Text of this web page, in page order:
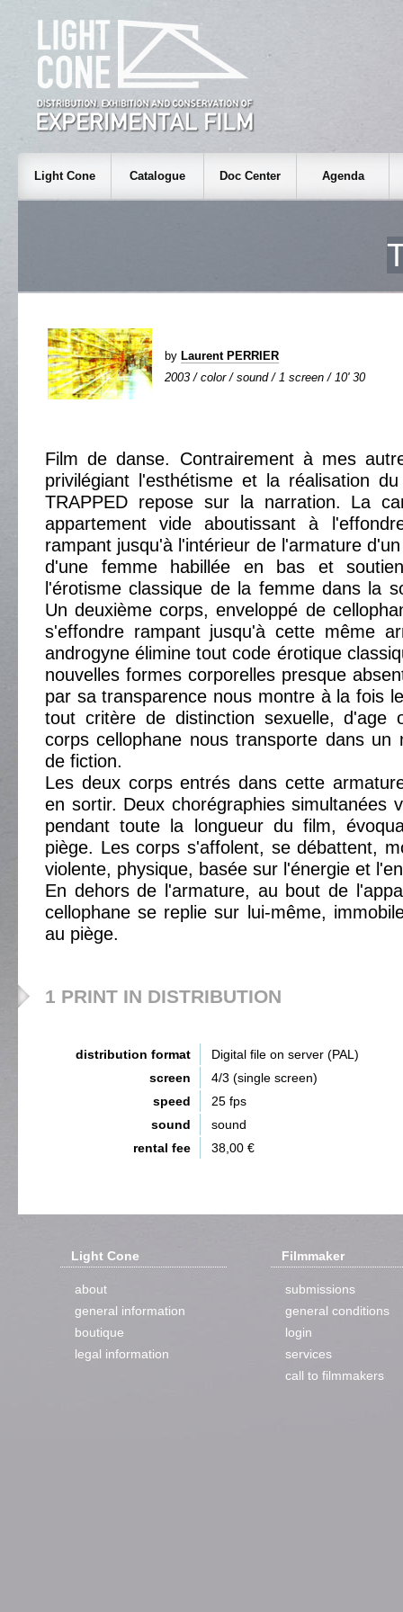
Light Cone Catalogue Doc Center Agenda
by Laurent PERRIER
2003 / color / sound / 1 screen / 10' 30
Film de danse. Contrairement à mes
privilégiant l'esthétisme et la réalisation
TRAPPED repose sur la narration. La
appartement vide aboutissant à
rampant jusqu'à l'intérieur de l'armature
d'une femme habillée en bas et
l'érotisme classique de la femme dans la
Un deuxième corps, enveloppé de
s'effondre rampant jusqu'à cette même
androgyne élimine tout code érotique
nouvelles formes corporelles presque
par sa transparence nous montre à la fois
tout critère de distinction sexuelle, d'age
corps cellophane nous transporte dans un
de fiction.
Les deux corps entrés dans cette
en sortir. Deux chorégraphies simultanées
pendant toute la longueur du film,
piège. Les corps s'affolent, se débattent,
violente, physique, basée sur l'énergie et
En dehors de l'armature, au bout de
cellophane se replie sur lui-même,
au piège.
1 PRINT IN DISTRIBUTION
distribution format
Digital file on server (PAL)
screen
4/3 (single screen)
speed
25 fps
sound
sound
rental fee
38,00 €
Light Cone
about
general information
boutique
legal information
Filmmaker
submissions
general conditions
login
services
call to filmmakers